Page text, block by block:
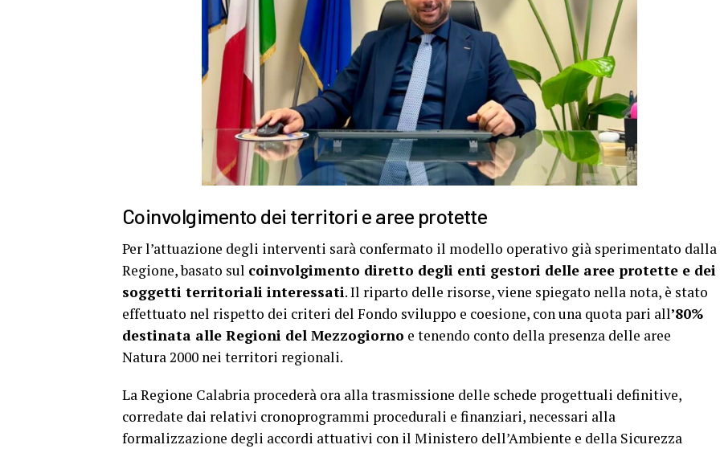
Coinvolgimento dei territori e aree protette
Per l’attuazione degli interventi sarà confermato il modello operativo già sperimentato dalla
Regione, basato sul coinvolgimento diretto degli enti gestori delle aree protette e dei
soggetti territoriali interessati. Il riparto delle risorse, viene spiegato nella nota, è stato
effettuato nel rispetto dei criteri del Fondo sviluppo e coesione, con una quota pari all’80%
destinata alle Regioni del Mezzogiorno e tenendo conto della presenza delle aree
Natura 2000 nei territori regionali.
La Regione Calabria procederà ora alla trasmissione delle schede progettuali definitive,
corredate dai relativi cronoprogrammi procedurali e finanziari, necessari alla
formalizzazione degli accordi attuativi con il Ministero dell’Ambiente e della Sicurezza